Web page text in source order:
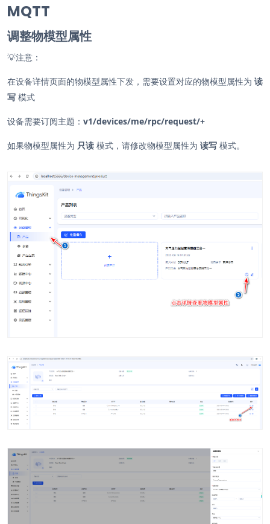
MQTT
调整物模型属性
💡注意：
在设备详情页面的物模型属性下发，需要设置对应的物模型属性为 读
写 模式
设备需要订阅主题： v1/devices/me/rpc/request/+
如果物模型属性为 只读 模式，请修改物模型属性为 读写 模式。